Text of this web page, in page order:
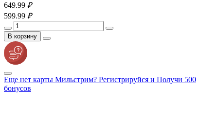
649.99 ₽
599.99 ₽
В корзину
Еще нет карты Мильстрим? Регистрируйся и Получи 500
бонусов